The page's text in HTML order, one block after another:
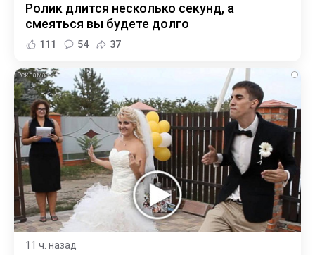
Ролик длится несколько секунд, а
смеяться вы будете долго
111 54 37
i
11 ч. назад